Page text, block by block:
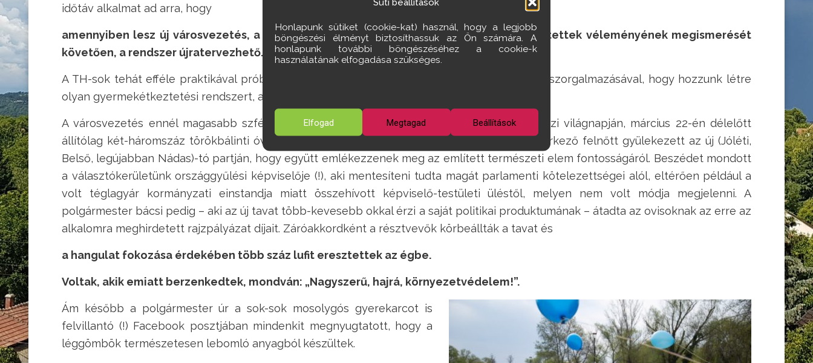
Honlapunk sütiket (cookie-kat) használ, hogy a legjobb
böngészési élményt biztosíthassuk az Ön számára. A
honlapunk további böngészéséhez a cookie-k
használatának elfogadása szükséges.
Elfogad Megtagad Beállítások
időtáv alkalmat ad arra, hogy
amennyiben lesz új városvezetés, a polgármesteri hivatal szakmai támogatásával, érintettek véleményének megismerését
követően, a rendszer újratervezhető.
A TH-sok tehát efféle praktikával próbálták „rátenni a praclijukat” az ifjúságra. Vagyis annak szorgalmazásával, hogy hozzunk létre
olyan gyermekétkeztetési rendszert, amelyben az étel legnagyobb részét meg is eszik.
A városvezetés ennél magasabb szférát célzott meg, igaz, léggömbökkel. A víz nemzetközi világnapján, március 22-én délelőtt
állítólag két-háromszáz törökbálinti óvodás, valamint őket kísérő, illetve tőlük függetlenül érkező felnőtt gyülekezett az új (Jóléti,
Belső, legújabban Nádas)-tó partján, hogy együtt emlékezzenek meg az említett természeti elem fontosságáról. Beszédet mondott
a választókerületünk országgyűlési képviselője (!), aki mentesíteni tudta magát parlamenti kötelezettségei alól, eltérően például a
volt téglagyár kormányzati einstandja miatt összehívott képviselő-testületi üléstől, melyen nem volt módja megjelenni. A
polgármester bácsi pedig – aki az új tavat több-kevesebb okkal érzi a saját politikai produktumának – átadta az ovisoknak az erre az
alkalomra meghirdetett rajzpályázat díjait. Záróakkordként a résztvevők körbeállták a tavat és
a hangulat fokozása érdekében több száz lufit eresztettek az égbe.
Voltak, akik emiatt berzenkedtek, mondván: „Nagyszerű, hajrá, környezetvédelem!”.
Ám később a polgármester úr a sok-sok mosolygós gyerekarcot is
felvillantó (!) Facebook posztjában mindenkit megnyugtatott, hogy a
léggömbök természetesen lebomló anyagból készültek.